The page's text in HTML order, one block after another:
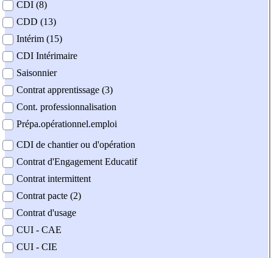
contrat
CDI (8)
CDD (13)
Intérim (15)
CDI Intérimaire
Saisonnier
Contrat apprentissage (3)
Cont. professionnalisation
Prépa.opérationnel.emploi
CDI de chantier ou d'opération
Contrat d'Engagement Educatif
Contrat intermittent
Contrat pacte (2)
Contrat d'usage
CUI - CAE
CUI - CIE